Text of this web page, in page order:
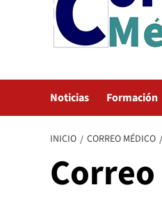
Noticias Formación
INICIO CORREO MÉDICO